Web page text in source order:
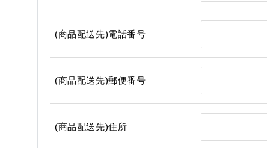
(商品配送先)電話番号
(商品配送先)郵便番号
(商品配送先)住所